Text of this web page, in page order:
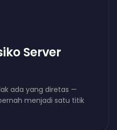
Server
ada yang diretas —
menjadi satu titik